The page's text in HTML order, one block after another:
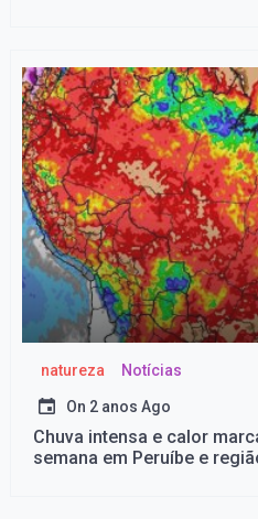
natureza Notícias
On 2 anos Ago
Chuva intensa e calor
semana em Peruíbe e